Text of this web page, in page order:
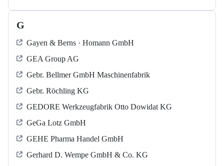
G
Gayen & Berns · Homann GmbH
GEA Group AG
Gebr. Bellmer GmbH Maschinenfabrik
Gebr. Röchling KG
GEDORE Werkzeugfabrik Otto Dowidat KG
GeGa Lotz GmbH
GEHE Pharma Handel GmbH
Gerhard D. Wempe GmbH & Co. KG